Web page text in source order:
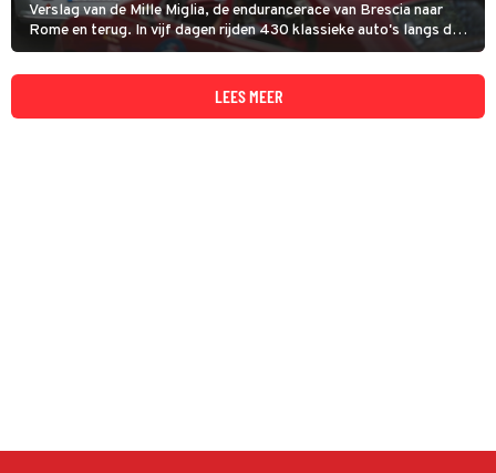
Verslag van de Mille Miglia, de endurancerace van Brescia naar
Rome en terug. In vijf dagen rijden 430 klassieke auto's langs de
mooiste plekken van Italië. Alleen oldtimers gebouwd tussen 1927
en 1957 mogen meedoen.
LEES MEER